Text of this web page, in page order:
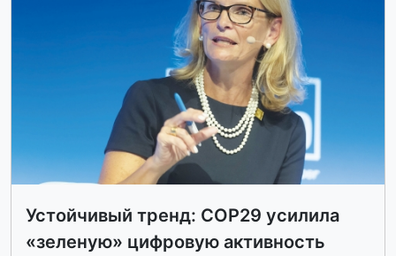
Устойчивый тренд: COP29 усилила
«зеленую» цифровую активность